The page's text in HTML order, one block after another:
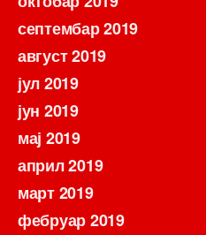
септембар 2019
август 2019
јул 2019
јун 2019
мај 2019
април 2019
март 2019
фебруар 2019